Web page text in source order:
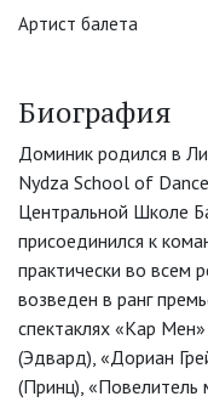
Артист балета
Биография
Доминик родился в
Nydza School of
Центральной Школе
присоединился к
практически во всем
возведен в ранг
спектаклях «Кар
(Эдвард), «Дориан
(Принц), «Повелитель